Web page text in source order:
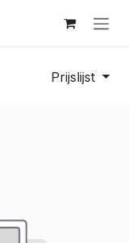
Prijslijst